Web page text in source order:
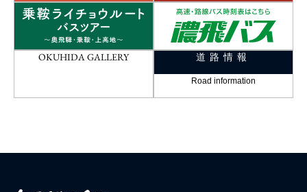
OKUHIDA GALLERY 道路情報
Road information